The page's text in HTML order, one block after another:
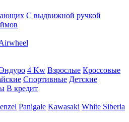
С выдвижной ручкой
4 Kw Взрослые Кроссовые
Спортивные Детские
В кредит
Panigale Kawasaki White Siberia